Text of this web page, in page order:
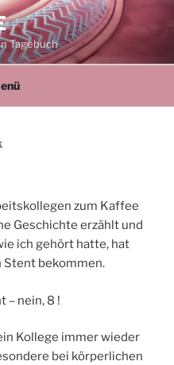
Tagebuch
zum Kaffee
Geschichte erzählt und
ich gehört hatte, hat
Stent bekommen.
– nein, 8 !
Kollege immer wieder
bei körperlichen